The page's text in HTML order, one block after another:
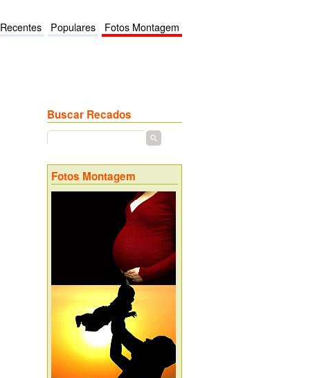
Recentes Populares Fotos Montagem
Buscar Recados
Fotos Montagem